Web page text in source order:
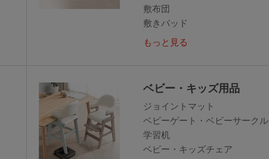
敷布団
敷きパッド
もっと見る
ベビー・キッズ用品
ジョイントマット
ベビーゲート・ベビーサークル
学習机
ベビー・キッズチェア